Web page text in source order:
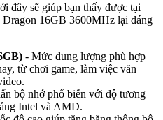
đây sẽ giúp bạn thấy được tại
16GB 3600MHz lại đáng
- Mức dung lượng phù hợp
từ chơi game, làm việc văn
bộ nhớ phổ biến với độ tương
Intel và AMD.